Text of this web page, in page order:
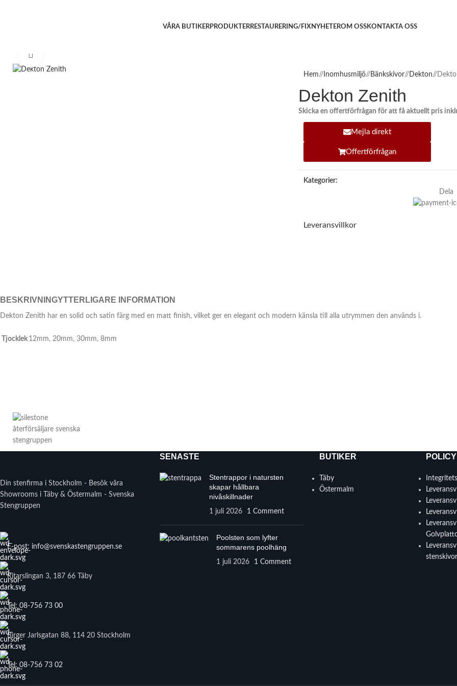
VÅRA BUTIKERPRODUKTERRESTAURERING/FIX NYHETEROM OSSKONTAKTA OSS
Hem/ Inomhusmiljö/ Bänkskivor/ Dekton/
Dekton Zenith
Skicka en offertförfrågan för att få aktuellt pris
Mejla direkt
Offertförfrågan
Kategorier:
Dela
Leveransvillkor
BESKRIVNINGYTTERLIGARE INFORMATION
Dekton Zenith har en solid och satin färg med en matt finish, vilket ger en elegant och modern känsla till alla utrymmen den används i.
Tjocklek 12mm, 20mm, 30mm, 8mm
Din stenfirma i Stockholm - Besök våra
Showrooms i Täby & Östermalm - Svenska
Stengruppen
E-post: info@svenskastengruppen.se
Ritarslingan 3, 187 66 Täby
Tel: 08-756 73 00
Birger Jarlsgatan 88, 114 20 Stockholm
Tel: 08-756 73 02
SENASTE
Stentrappor i natursten
skapar hållbara
nivåskillnader
1 juli 2026 1 Comment
Poolsten som lyfter
sommarens poolhäng
1 juli 2026 1 Comment
BUTIKER
Täby
Östermalm
POLICY
stenskivor